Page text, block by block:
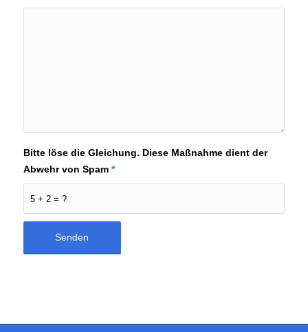
5 + 2 = ?
Bitte löse die Gleichung. Diese Maßnahme dient der
Abwehr von Spam *